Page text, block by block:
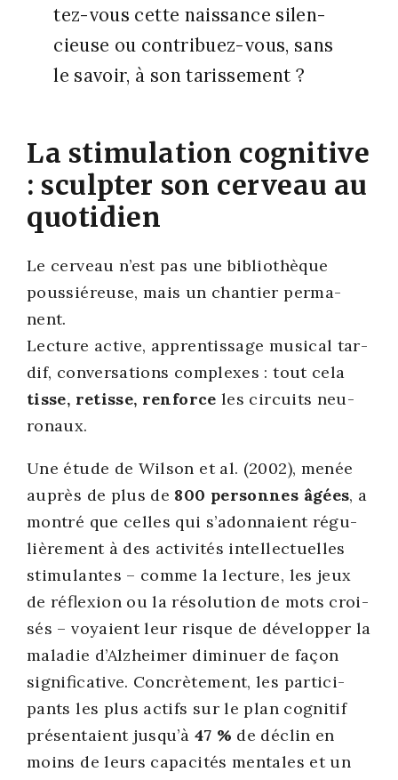
tez-vous cette nais­sance silen­
cieuse ou contri­buez-vous, sans
le savoir, à son taris­se­ment ?
La stimulation cognitive
: sculpter son cerveau au
quotidien
Le cer­veau n’est pas une biblio­thèque
pous­sié­reuse, mais un chan­tier per­ma­
nent.
Lec­ture active, appren­tis­sage musi­cal tar­
dif, conver­sa­tions com­plexes : tout cela
tisse, retisse, ren­force les cir­cuits neu­
ro­naux.
Une étude de Wil­son et al. (2002), menée
auprès de plus de 800 per­sonnes âgées, a
mon­tré que celles qui s’adonnaient régu­
liè­re­ment à des acti­vi­tés intel­lec­tuelles
sti­mu­lantes – comme la lec­ture, les jeux
de réflexion ou la réso­lu­tion de mots croi­
sés – voyaient leur risque de déve­lop­per la
mala­die d’Alzheimer dimi­nuer de façon
signi­fi­ca­tive. Concrè­te­ment, les par­ti­ci­
pants les plus actifs sur le plan cog­ni­tif
pré­sen­taient jusqu’à 47 % de déclin en
moins de leurs capa­ci­tés men­tales et un